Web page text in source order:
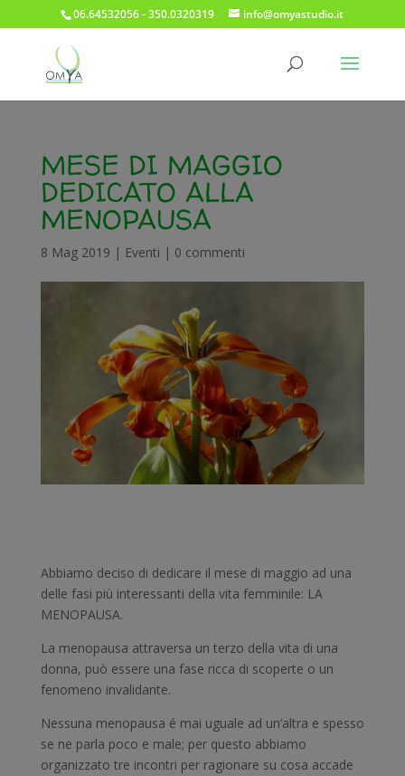
06.64532056 - 350.0320319 info@omyastudio.it
MESE DI MAGGIO
DEDICATO ALLA
MENOPAUSA
8 Mag 2019 | Eventi | 0 commenti
Abbiamo deciso di dedicare il mese di maggio ad una
delle fasi più interessanti della vita femminile: LA
MENOPAUSA.
La menopausa attraversa un terzo della vita di una
donna, può essere una fase ricca di scoperte o un
fenomeno invalidante.
Nessuna menopausa é mai uguale ad un’altra e spesso
se ne parla poco e male; per questo abbiamo
organizzato tre incontri per ragionare su cosa accade